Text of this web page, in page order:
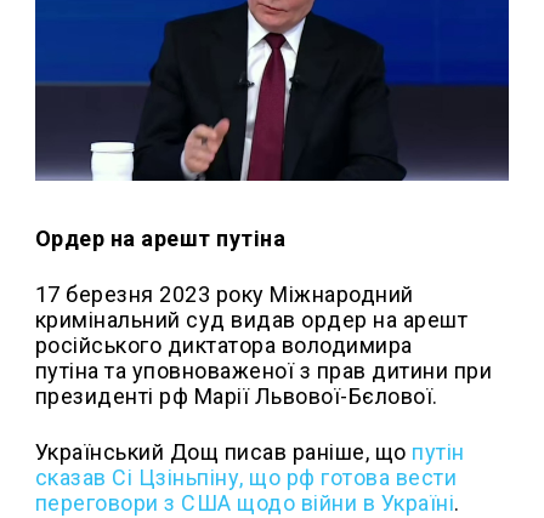
Ордер на арешт путіна
17 березня 2023 року Міжнародний
кримінальний суд видав ордер на арешт
російського диктатора володимира
путіна та уповноваженої з прав дитини при
президенті рф Марії Львової-Бєлової.
Український Дощ писав раніше, що путін
сказав Сі Цзіньпіну, що рф готова вести
переговори з США щодо війни в Україні.